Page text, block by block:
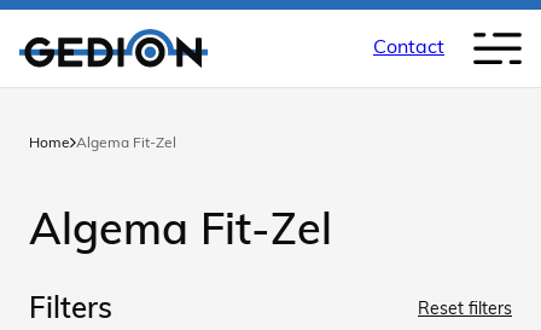
Contact
Home Algema Fit-Zel
Algema Fit-Zel
Filters Reset filters